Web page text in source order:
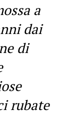
a
dai
di
rubate